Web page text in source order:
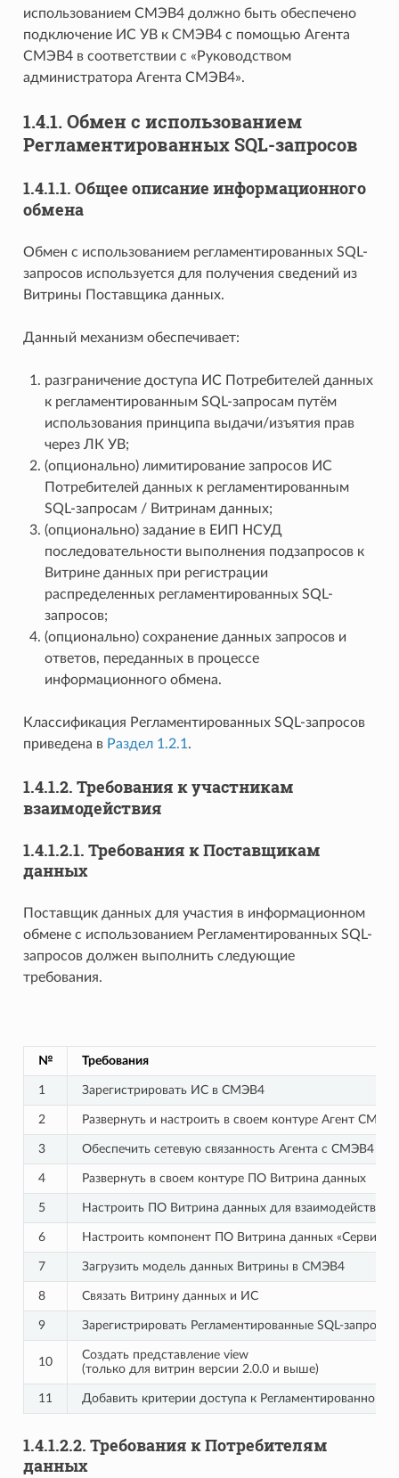
использованием СМЭВ4 должно быть обеспечено
подключение ИС УВ к СМЭВ4 с помощью Агента
СМЭВ4 в соответствии с «Руководством
администратора Агента СМЭВ4».
1.4.1. Обмен с использованием
Регламентированных SQL-запросов
1.4.1.1. Общее описание информационного
обмена
Обмен с использованием регламентированных SQL-
запросов используется для получения сведений из
Витрины Поставщика данных.
Данный механизм обеспечивает:
разграничение доступа ИС Потребителей данных
к регламентированным SQL-запросам путём
использования принципа выдачи/изъятия прав
через ЛК УВ;
(опционально) лимитирование запросов ИС
Потребителей данных к регламентированным
SQL-запросам / Витринам данных;
(опционально) задание в ЕИП НСУД
последовательности выполнения подзапросов к
Витрине данных при регистрации
распределенных регламентированных SQL-
запросов;
(опционально) сохранение данных запросов и
ответов, переданных в процессе
информационного обмена.
Классификация Регламентированных SQL-запросов
приведена в Раздел 1.2.1 .
1.4.1.2. Требования к участникам
взаимодействия
1.4.1.2.1. Требования к Поставщикам
данных
Поставщик данных для участия в информационном
обмене с использованием Регламентированных SQL-
запросов должен выполнить следующие
требования.
№ Требования
1 Зарегистрировать ИС в СМЭВ4
2 Развернуть и настроить в своем контуре Агент
3 Обеспечить сетевую связанность Агента с СМЭВ4
4 Развернуть в своем контуре ПО Витрина данных
5 Настроить ПО Витрина данных для взаимодействия
6 Настроить компонент ПО Витрина данных «Сервис
7 Загрузить модель данных Витрины в СМЭВ4
8 Связать Витрину данных и ИС
9 Зарегистрировать Регламентированные SQL-
10
Создать представление view
(только для витрин версии 2.0.0 и выше)
11 Добавить критерии доступа к Регламентированному
1.4.1.2.2. Требования к Потребителям
данных